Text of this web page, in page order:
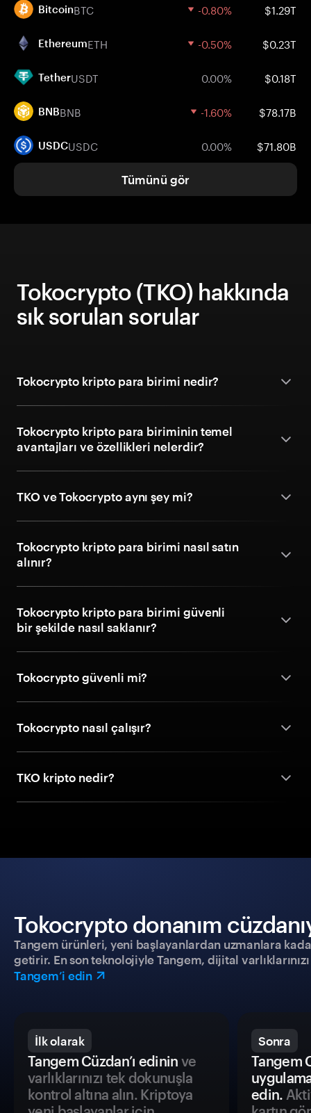
BitcoinBTC -0.80% $1.29T
EthereumETH -0.50% $0.23T
TetherUSDT 0.00% $0.18T
BNBBNB -1.60% $78.17B
USDCUSDC 0.00% $71.80B
Tümünü gör
Tokocrypto (TKO) hakkında
sık sorulan sorular
Tokocrypto kripto para birimi nedir?
Tokocrypto kripto para biriminin temel
avantajları ve özellikleri nelerdir?
TKO ve Tokocrypto aynı şey mi?
Tokocrypto kripto para birimi nasıl satın
alınır?
Tokocrypto kripto para birimi güvenli
bir şekilde nasıl saklanır?
Tokocrypto güvenli mi?
Tokocrypto nasıl çalışır?
TKO kripto nedir?
Tokocrypto donanım
Tangem ürünleri, yeni başlayanlardan uzmanlara
getirir. En son teknolojiyle Tangem, dijital
Tangem’i edin
İlk olarak
Tangem Cüzdan’ı edinin ve
varlıklarınızı tek dokunuşla
kontrol altına alın. Kriptoya
Sonra
Tangem
edin.